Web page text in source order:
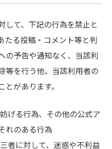
て、下記の行為を禁止と
たる投稿・コメント等と判
の予告や通知なく、当該利
等を行う他、当該利用者の
があります。
げる行為、その他の公式ア
れのある行為
者に対して、迷惑や不利益